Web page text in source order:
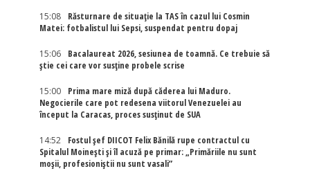
15:08
Răsturnare de situație la TAS în cazul lui Cosmin
Matei: fotbalistul lui Sepsi, suspendat pentru dopaj
15:06
Bacalaureat 2026, sesiunea de toamnă. Ce trebuie să
știe cei care vor susține probele scrise
15:00
Prima mare miză după căderea lui Maduro.
Negocierile care pot redesena viitorul Venezuelei au
început la Caracas, proces susținut de SUA
14:52
Fostul șef DIICOT Felix Bănilă rupe contractul cu
Spitalul Moinești și îl acuză pe primar: „Primăriile nu sunt
moșii, profesioniștii nu sunt vasali”